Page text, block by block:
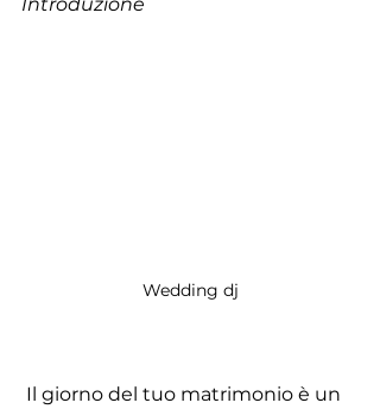
Wedding dj